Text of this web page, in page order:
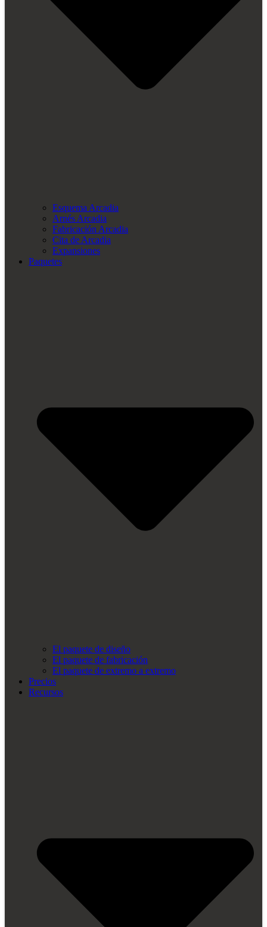
Esquema Arcadia
Arnés Arcadia
Fabricación Arcadia
Cita de Arcadia
Expansiones
Paquetes
El paquete de diseño
El paquete de fabricación
El paquete de extremo a extremo
Precios
Recursos